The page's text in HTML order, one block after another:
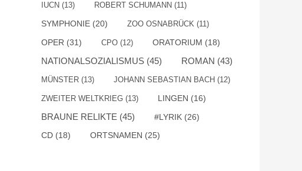
IUCN (13) ROBERT SCHUMANN (11)
SYMPHONIE (20) ZOO OSNABRÜCK (11)
OPER (31) CPO (12) ORATORIUM (18)
NATIONALSOZIALISMUS (45) ROMAN (43)
MÜNSTER (13) JOHANN SEBASTIAN BACH (12)
ZWEITER WELTKRIEG (13) LINGEN (16)
BRAUNE RELIKTE (45) #LYRIK (26)
CD (18) ORTSNAMEN (25)